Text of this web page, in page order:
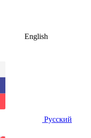
English
Русский